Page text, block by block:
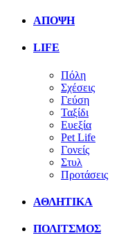
ΑΠΟΨΗ
LIFE
Πόλη
Σχέσεις
Γεύση
Ταξίδι
Ευεξία
Pet Life
Γονείς
Στυλ
Προτάσεις
ΑΘΛΗΤΙΚΑ
ΠΟΛΙΤΣΜΟΣ